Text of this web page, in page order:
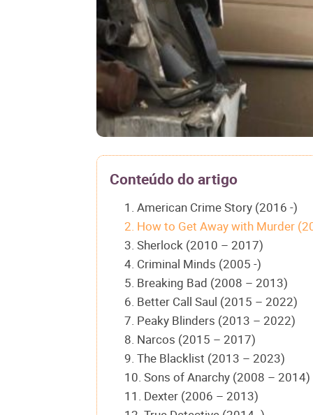
Conteúdo do artigo
1. American Crime Story (2016 -)
2. How to Get Away with Murder
3. Sherlock (2010 – 2017)
4. Criminal Minds (2005 -)
5. Breaking Bad (2008 – 2013)
6. Better Call Saul (2015 – 2022)
7. Peaky Blinders (2013 – 2022)
8. Narcos (2015 – 2017)
9. The Blacklist (2013 – 2023)
10. Sons of Anarchy (2008 – 2014)
11. Dexter (2006 – 2013)